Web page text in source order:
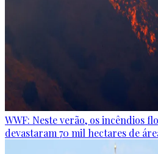
WWF: Neste verão, os incêndios
devastaram 70 mil hectares de